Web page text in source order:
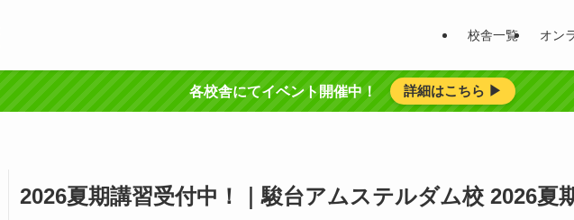
校舎一覧 オン
各校舎にてイベント開催中！ 詳細はこちら ▶︎
2026夏期講習受付中！｜駿台アムステルダム校 2026夏